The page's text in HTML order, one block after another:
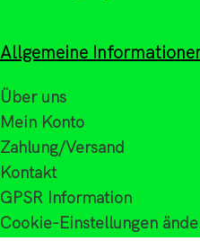
Allgemeine
Über uns
Mein Konto
Zahlung/Versand
Kontakt
GPSR Information
Cookie-Einstellungen